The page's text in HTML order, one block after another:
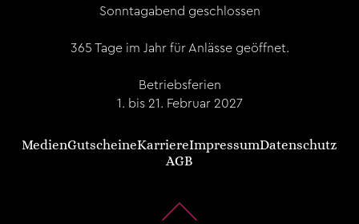
Sonntagabend geschlossen​
365 Tage im Jahr für Anlässe geöffnet.
Betriebsferien
1. bis 21. Februar 2027
MedienGutscheineKarriereImpressumDatenschutz
AGB